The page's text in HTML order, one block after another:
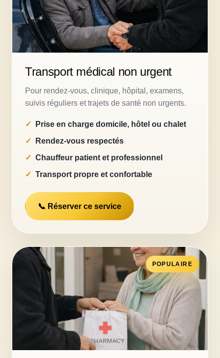
Transport médical non urgent
Pour rendez-vous, clinique, hôpital, examens,
suivis réguliers et trajets de santé non urgents.
Prise en charge domicile, hôtel ou chalet
Rendez-vous respectés
Chauffeur patient et professionnel
Transport propre et confortable
📞 Réserver ce service
POPULAIRE